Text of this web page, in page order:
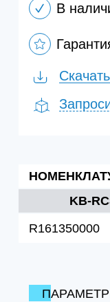
В
KB-
R161350000